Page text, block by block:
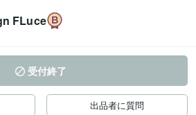
FLuce
受付終了
出品者に質問